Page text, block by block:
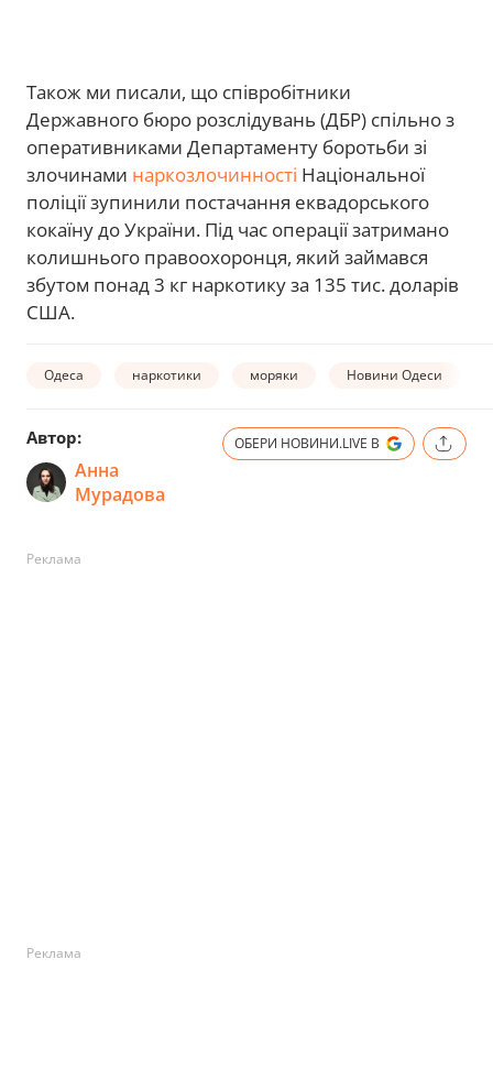
Також ми писали, що співробітники
Державного бюро розслідувань (ДБР) спільно з
оперативниками Департаменту боротьби зі
злочинами наркозлочинності Національної
поліції зупинили постачання еквадорського
кокаїну до України. Під час операції затримано
колишнього правоохоронця, який займався
збутом понад 3 кг наркотику за 135 тис. доларів
США.
Одеса наркотики моряки Новини Одеси
Автор:
Анна
Мурадова
ОБЕРИ НОВИНИ.LIVE В
Реклама
Реклама